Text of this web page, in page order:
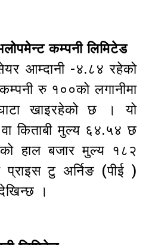
कम्पनी लिमिटेड
आम्दानी -४.८४ रहेको
रु १००को लगानीमा
खाइरहेको छ । यो
किताबी मुल्य ६४.५४ छ
हाल बजार मुल्य १८२
टु अर्निङ (पीई )
।